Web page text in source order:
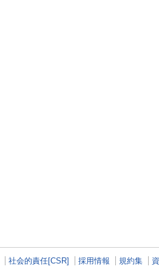
社会的責任[CSR] 採用情報 規約集